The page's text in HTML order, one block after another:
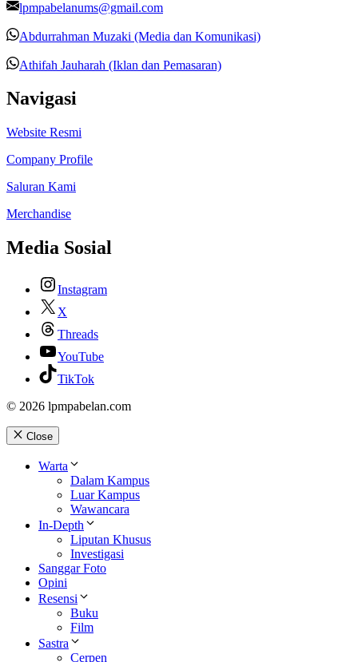
lpmpabelanums@gmail.com
Abdurrahman Muzaki (Media dan Komunikasi)
Athifah Jauharah (Iklan dan Pemasaran)
Navigasi
Website Resmi
Company Profile
Saluran Kami
Merchandise
Media Sosial
Instagram
X
Threads
YouTube
TikTok
© 2026 lpmpabelan.com
Close
Warta
Dalam Kampus
Luar Kampus
Wawancara
In-Depth
Liputan Khusus
Investigasi
Sanggar Foto
Opini
Resensi
Buku
Film
Sastra
Cerpen